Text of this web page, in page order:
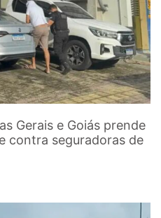
Gerais e Goiás prende
contra seguradoras de